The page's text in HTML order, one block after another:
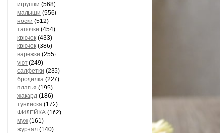
игрушки (568)
малыши (556)
носки (512)
тапочки (454)
крючок (433)
крючок (386)
варежки (255)
уют (249)
салфетки (235)
бродилка (227)
платья (195)
жакард (186)
тунииска (172)
ФИЛЕЙКА (162)
муж (161)
журнал (140)